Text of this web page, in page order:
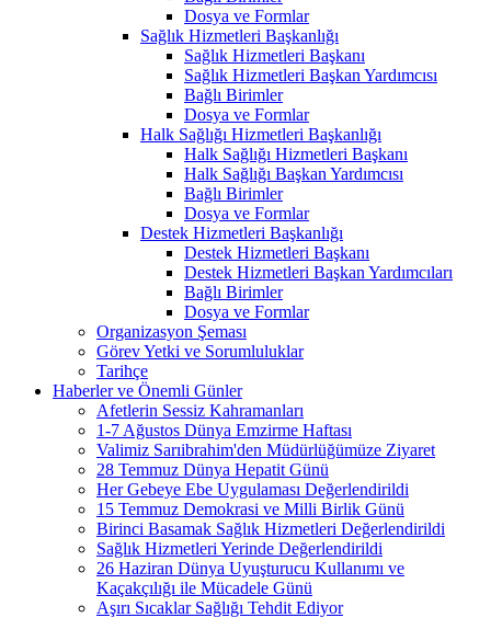
Dosya ve Formlar
Sağlık Hizmetleri Başkanlığı
Sağlık Hizmetleri Başkanı
Sağlık Hizmetleri Başkan Yardımcısı
Bağlı Birimler
Dosya ve Formlar
Halk Sağlığı Hizmetleri Başkanlığı
Halk Sağlığı Hizmetleri Başkanı
Halk Sağlığı Başkan Yardımcısı
Bağlı Birimler
Dosya ve Formlar
Destek Hizmetleri Başkanlığı
Destek Hizmetleri Başkanı
Destek Hizmetleri Başkan Yardımcıları
Bağlı Birimler
Dosya ve Formlar
Organizasyon Şeması
Görev Yetki ve Sorumluluklar
Tarihçe
Haberler ve Önemli Günler
Afetlerin Sessiz Kahramanları
1-7 Ağustos Dünya Emzirme Haftası
Valimiz Sarıibrahim'den Müdürlüğümüze Ziyaret
28 Temmuz Dünya Hepatit Günü
Her Gebeye Ebe Uygulaması Değerlendirildi
15 Temmuz Demokrasi ve Milli Birlik Günü
Birinci Basamak Sağlık Hizmetleri Değerlendirildi
Sağlık Hizmetleri Yerinde Değerlendirildi
26 Haziran Dünya Uyuşturucu Kullanımı ve
Kaçakçılığı ile Mücadele Günü
Aşırı Sıcaklar Sağlığı Tehdit Ediyor